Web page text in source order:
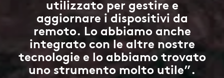
utilizzato per gestire e
aggiornare i dispositivi da
remoto. Lo abbiamo anche
integrato con le altre nostre
tecnologie e lo abbiamo trovato
uno strumento molto utile”.